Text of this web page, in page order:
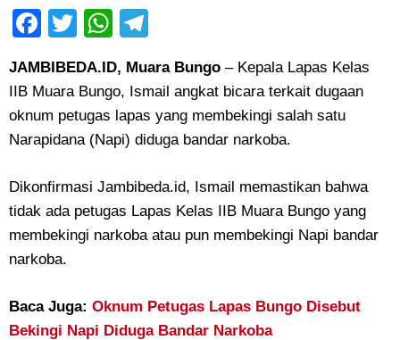
Facebook
TwitterWhatsApp
JAMBIBEDA.ID, Muara Bungo – Kepala Lapas Kelas
IIB Muara Bungo, Ismail angkat bicara terkait dugaan
oknum petugas lapas yang membekingi salah satu
Narapidana (Napi) diduga bandar narkoba.
Dikonfirmasi Jambibeda.id, Ismail memastikan bahwa
tidak ada petugas Lapas Kelas IIB Muara Bungo yang
membekingi narkoba atau pun membekingi Napi bandar
narkoba.
Baca Juga: Oknum Petugas Lapas Bungo Disebut
Bekingi Napi Diduga Bandar Narkoba